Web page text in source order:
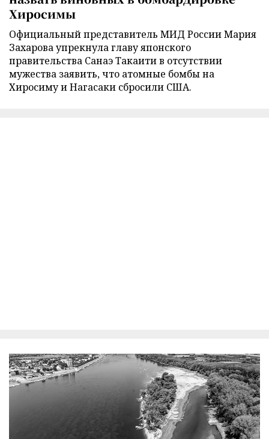
Хиросимы
Официальный представитель МИД России Мария
Захарова упрекнула главу японского
правительства Санаэ Такаити в отсутствии
мужества заявить, что атомные бомбы на
Хиросиму и Нагасаки сбросили США.